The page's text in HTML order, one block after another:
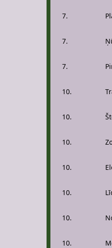
7.
7.
7.
10.
10.
10.
10.
10.
10.
10.